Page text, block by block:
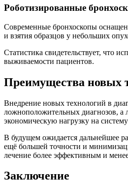
Роботизированные
Современные бронхоскопы
и взятия образцов у небольших
Статистика свидетельствует, что
выживаемости пациентов.
Преимущества новых
Внедрение новых технологий в
ложноположительных диагнозов, а
экономическую нагрузку на
В будущем ожидается дальнейшее
ещё большей точности и
лечение более эффективным и
Заключение